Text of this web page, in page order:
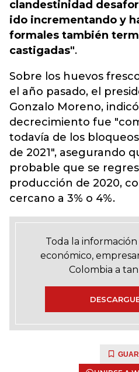
clandestinidad
ido incrementando y
formales también
castigadas".
Sobre los huevos
el año pasado, el
Gonzalo Moreno,
decrecimiento fue
todavía de los
de 2021", asegurando
probable que se
producción de 2020,
cercano a 3% o 4%.
Toda la
económico,
Colombia a